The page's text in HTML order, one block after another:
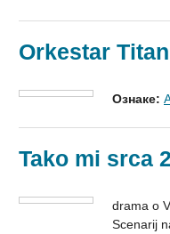
Orkestar
Ознаке:
Tako mi srca
drama o
Scenarij